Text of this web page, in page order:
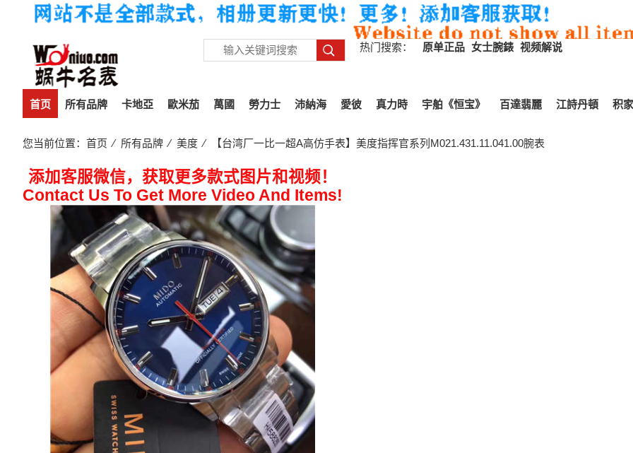
热门搜索： 原单正品 女士腕錶 视频解说
首页 所有品牌 卡地亞 歐米茄 萬國 勞力士 沛納海 愛彼 真力時 宇舶《恒宝》 百達翡麗 江詩丹頓 积家
您当前位置： 首页 ⁄ 所有品牌 ⁄ 美度 ⁄ 【台湾厂一比一超A高仿手表】美度指挥官系列M021.431.11.041.00腕表
添加客服微信，获取更多款式图片和视频！
Contact Us To Get More Video And Items!